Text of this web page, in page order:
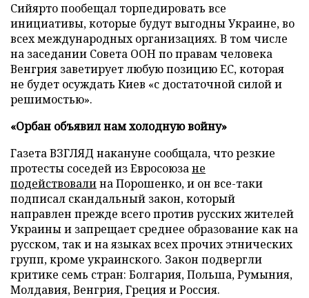
Сийярто пообещал торпедировать все
инициативы, которые будут выгодны Украине, во
всех международных организациях. В том числе
на заседании Совета ООН по правам человека
Венгрия заветирует любую позицию ЕС, которая
не будет осуждать Киев «с достаточной силой и
решимостью».
«Орбан объявил нам холодную войну»
Газета ВЗГЛЯД накануне сообщала, что резкие
протесты соседей из Евросоюзане
подействовалина Порошенко, и он все-таки
подписал скандальный закон, который
направлен прежде всего против русских жителей
Украины и запрещает среднее образование как на
русском, так и на языках всех прочих этнических
групп, кроме украинского. Закон подвергли
критике семь стран: Болгария, Польша, Румыния,
Молдавия, Венгрия, Греция и Россия.